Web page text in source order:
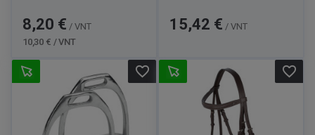
Kaina
8,20 € / VNT
10,30 € / VNT
Kaina
15,42 € / VNT
favorite_border favorite_border